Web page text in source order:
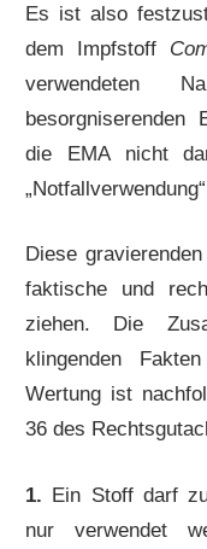
Es ist also
dem Impfstoff
verwendeten
besorgniserenden
die EMA nicht
Diese
faktische und
ziehen. Die
klingenden
Wertung ist
36 des
1. Ein Stoff darf
nur verwendet